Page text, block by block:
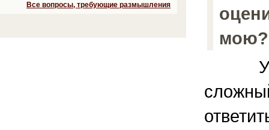
Все вопросы, требующие размышления
мою?
У